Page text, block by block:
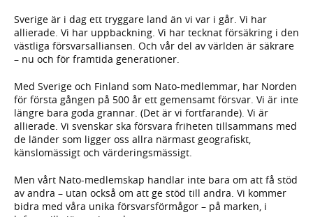
Sverige är i dag ett tryggare land än vi var i går. Vi har
allierade. Vi har uppbackning. Vi har tecknat försäkring i den
västliga försvarsalliansen. Och vår del av världen är säkrare
– nu och för framtida generationer.
Med Sverige och Finland som Nato-medlemmar, har Norden
för första gången på 500 år ett gemensamt försvar. Vi är inte
längre bara goda grannar. (Det är vi fortfarande). Vi är
allierade. Vi svenskar ska försvara friheten tillsammans med
de länder som ligger oss allra närmast geografiskt,
känslomässigt och värderingsmässigt.
Men vårt Nato-medlemskap handlar inte bara om att få stöd
av andra – utan också om att ge stöd till andra. Vi kommer
bidra med våra unika försvarsförmågor – på marken, i